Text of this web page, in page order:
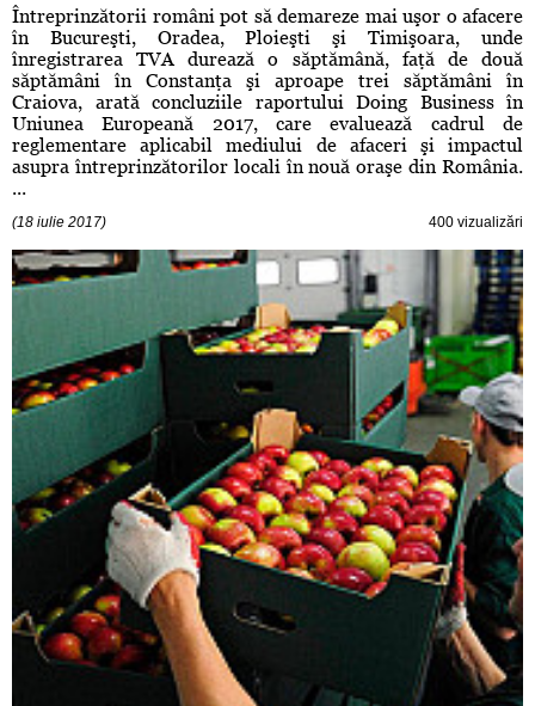
Întreprinzătorii români pot să demareze mai uşor o afacere
în Bucureşti, Oradea, Ploieşti şi Timişoara, unde
înregistrarea TVA durează o săptămână, faţă de două
săptămâni în Constanţa şi aproape trei săptămâni în
Craiova, arată concluziile raportului Doing Business în
Uniunea Europeană 2017, care evaluează cadrul de
reglementare aplicabil mediului de afaceri şi impactul
asupra întreprinzătorilor locali în nouă oraşe din România.
...
(18 iulie 2017) 400 vizualizări